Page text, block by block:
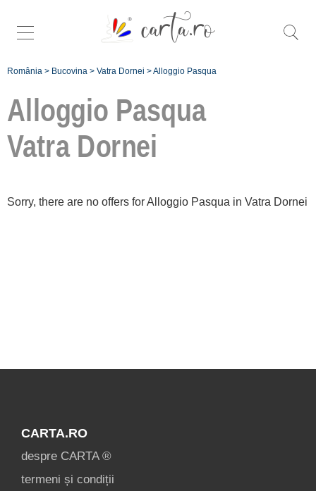
România > Bucovina > Vatra Dornei >Alloggio Pasqua
Alloggio Pasqua
Vatra Dornei
Sorry, there are no offers for Alloggio Pasqua in Vatra Dornei
unitate de
attrazioni
turistiche di
Vatra Dornei »
CARTA.RO
despre CARTA ®
termeni și condiții